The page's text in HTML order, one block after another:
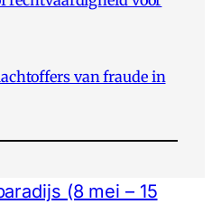
van fraude in
(8 mei – 15